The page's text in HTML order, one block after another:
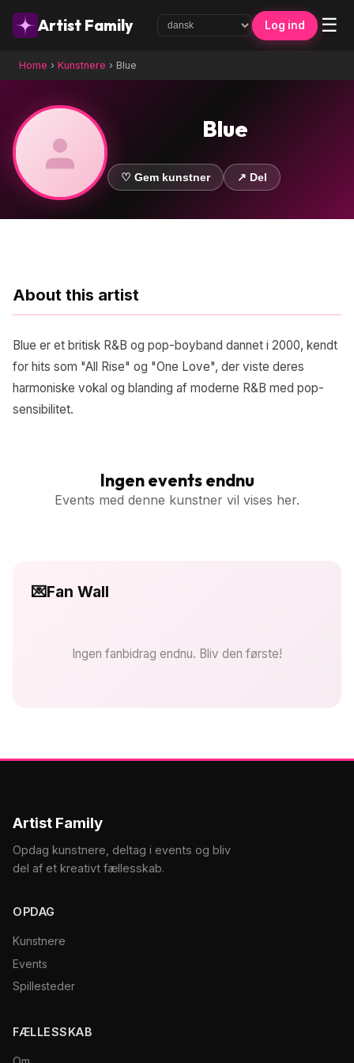
Artist Family Log ind ☰
Home › Kunstnere › Blue
Blue
♡ Gem kunstner ↗ Del
About this artist
Blue er et britisk R&B og pop-boyband dannet i 2000, kendt
for hits som "All Rise" og "One Love", der viste deres
harmoniske vokal og blanding af moderne R&B med pop-
sensibilitet.
Ingen events endnu
Events med denne kunstner vil vises her.
💌Fan Wall
Ingen fanbidrag endnu. Bliv den første!
Artist Family
Opdag kunstnere, deltag i events og bliv
del af et kreativt fællesskab.
OPDAG
Kunstnere
Events
Spillesteder
FÆLLESSKAB